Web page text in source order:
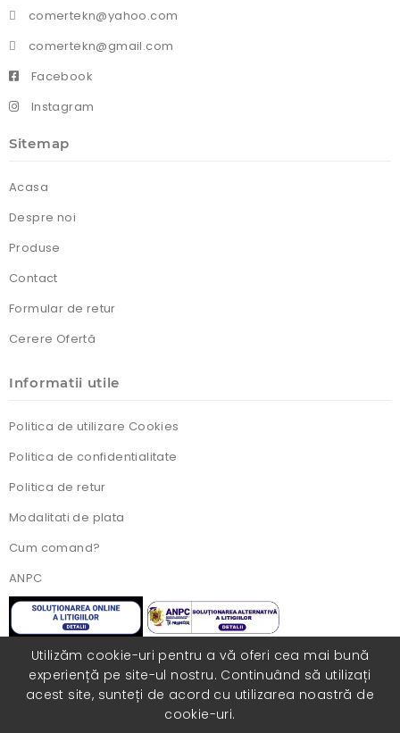
comertekn@yahoo.com
comertekn@gmail.com
Facebook
Instagram
Sitemap
Acasa
Despre noi
Produse
Contact
Formular de retur
Cerere Ofertă
Informatii utile
Politica de utilizare Cookies
Politica de confidentialitate
Politica de retur
Modalitati de plata
Cum comand?
ANPC
Utilizăm cookie-uri pentru a vă oferi cea mai bună
experiență pe site-ul nostru. Continuând să utilizați
acest site, sunteți de acord cu utilizarea noastră de
cookie-uri.
Toate drepturile rezervate. Realizat cu ❤️ de
catre COLORISITE.RO